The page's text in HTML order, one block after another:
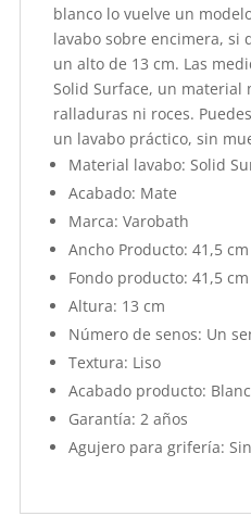
blanco lo vuelve un
lavabo sobre encimera, si
un alto de 13 cm. Las
Solid Surface, un material
ralladuras ni roces.
un lavabo práctico, sin
Material lavabo: Solid
Acabado: Mate
Marca: Varobath
Ancho Producto: 41,5 cm
Fondo producto: 41,5 cm
Altura: 13 cm
Número de senos: Un
Textura: Liso
Acabado producto:
Garantía: 2 años
Agujero para grifería: